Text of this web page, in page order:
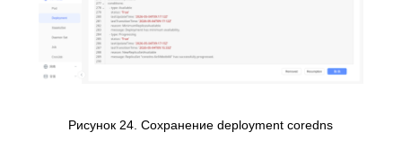
Рисунок 24. Сохранение deployment coredns